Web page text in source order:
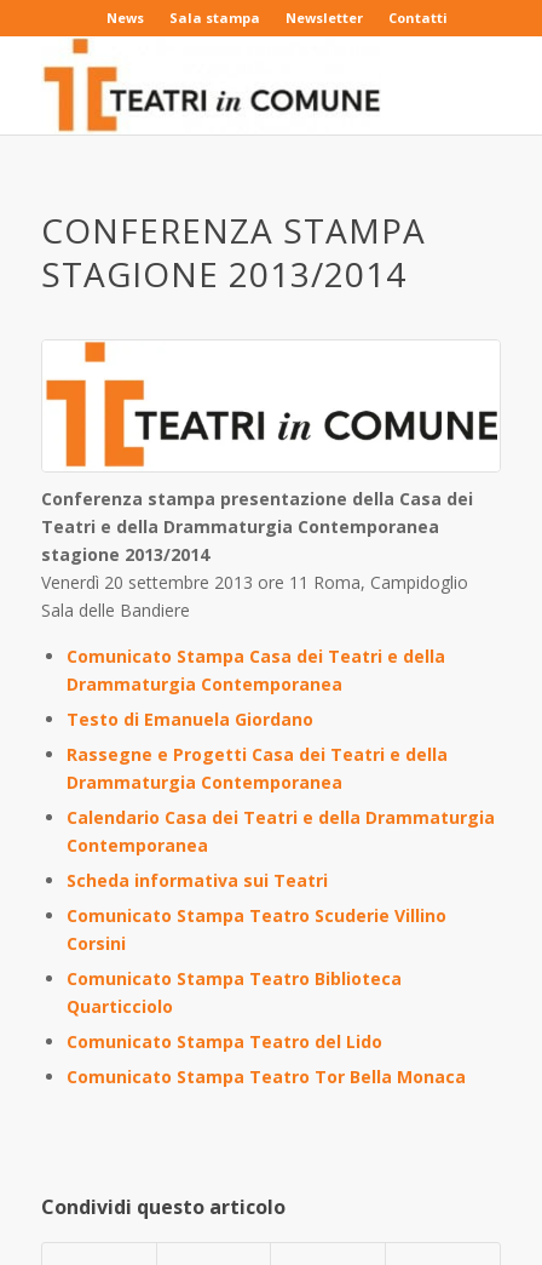
News Sala stampa Newsletter Contatti
CONFERENZA STAMPA
STAGIONE 2013/2014
Conferenza stampa presentazione della Casa dei
Teatri e della Drammaturgia Contemporanea
stagione 2013/2014
Venerdì 20 settembre 2013 ore 11 Roma, Campidoglio
Sala delle Bandiere
Comunicato Stampa Casa dei Teatri e della
Drammaturgia Contemporanea
Testo di Emanuela Giordano
Rassegne e Progetti Casa dei Teatri e della
Drammaturgia Contemporanea
Calendario Casa dei Teatri e della Drammaturgia
Contemporanea
Scheda informativa sui Teatri
Comunicato Stampa Teatro Scuderie Villino
Corsini
Comunicato Stampa Teatro Biblioteca
Quarticciolo
Comunicato Stampa Teatro del Lido
Comunicato Stampa Teatro Tor Bella Monaca
Condividi questo articolo